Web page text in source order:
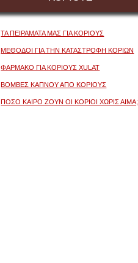
ΤΑ ΠΕΙΡΆΜΑΤΆ ΜΑΣ ΓΙΑ ΚΟΡΙΟΎΣ
ΜΈΘΟΔΟΙ ΓΙΑ ΤΗΝ ΚΑΤΑΣΤΡΟΦΉ ΚΟΡΙΏΝ
ΦΆΡΜΑΚΟ ΓΙΑ ΚΟΡΙΟΎΣ XULAT
ΒΌΜΒΕΣ ΚΑΠΝΟΎ ΑΠΌ ΚΟΡΙΟΎΣ
ΠΌΣΟ ΚΑΙΡΌ ΖΟΥΝ ΟΙ ΚΟΡΙΟΊ ΧΩΡΊΣ ΑΊΜΑ;